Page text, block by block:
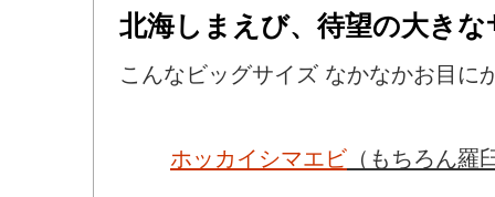
北海しまえび、待望の大きな
こんなビッグサイズ なかなかお目に
ホッカイシマエビ （もちろん羅